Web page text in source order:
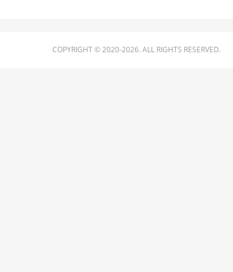
COPYRIGHT © 2020-2026. ALL RIGHTS RESERVED.